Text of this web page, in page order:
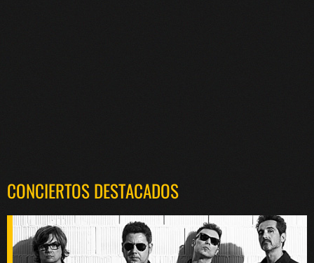
CONCIERTOS DESTACADOS